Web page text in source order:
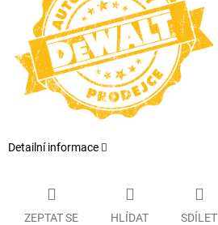
Detailní informace
ZEPTAT SE HLÍDAT SDÍLET